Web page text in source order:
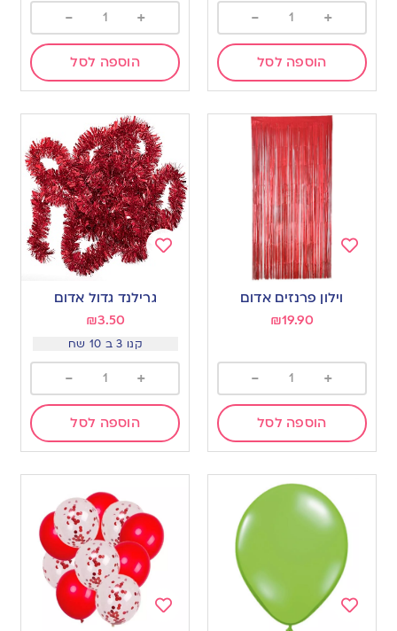
+
-
הוספה לסל
+
-
הוספה לסל
wishlist
וילון פרנזים אדום
₪19.90
+
-
הוספה לסל
wishlist
גרילנד גדול אדום
₪3.50
קנו 3 ב 10 שח
+
-
הוספה לסל